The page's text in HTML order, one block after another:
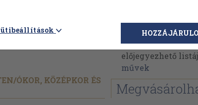
ÓKOR, KÖZÉPKOR ÉS
Millot
Millot műveinek
előjegyezhető
művek